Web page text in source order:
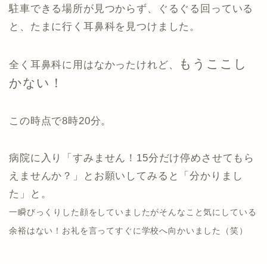
駐車できる場所が見つからず、ぐるぐる回っている
と、たまに行く耳鼻科を見つけました。
全く耳鼻科に用はなかったけれど、
もうここし
かない！
この時点で8時20分。
病院に入り「すみません！15分だけ停めさせてもら
えませんか？」とお願いしてみると「分かりまし
た」と。
一瞬びっくりした顔をしていましたがそんなこと気にしている
余裕はない！お礼を言ってすぐに学校へ向かいました（笑）